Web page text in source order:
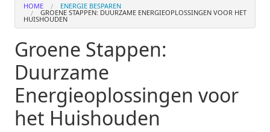
HOME ENERGIE BESPAREN
GROENE STAPPEN: DUURZAME ENERGIEOPLOSSINGEN VOOR HET
HUISHOUDEN
Groene Stappen:
Duurzame
Energieoplossingen voor
het Huishouden